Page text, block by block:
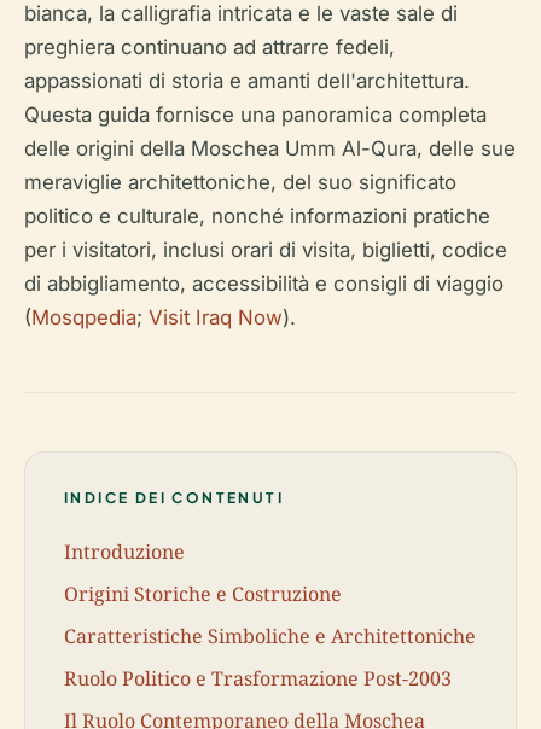
bianca, la calligrafia intricata e le vaste sale di
preghiera continuano ad attrarre fedeli,
appassionati di storia e amanti dell'architettura.
Questa guida fornisce una panoramica completa
delle origini della Moschea Umm Al-Qura, delle sue
meraviglie architettoniche, del suo significato
politico e culturale, nonché informazioni pratiche
per i visitatori, inclusi orari di visita, biglietti, codice
di abbigliamento, accessibilità e consigli di viaggio
(Mosqpedia; Visit Iraq Now).
INDICE DEI CONTENUTI
Introduzione
Origini Storiche e Costruzione
Caratteristiche Simboliche e Architettoniche
Ruolo Politico e Trasformazione Post-2003
Il Ruolo Contemporaneo della Moschea